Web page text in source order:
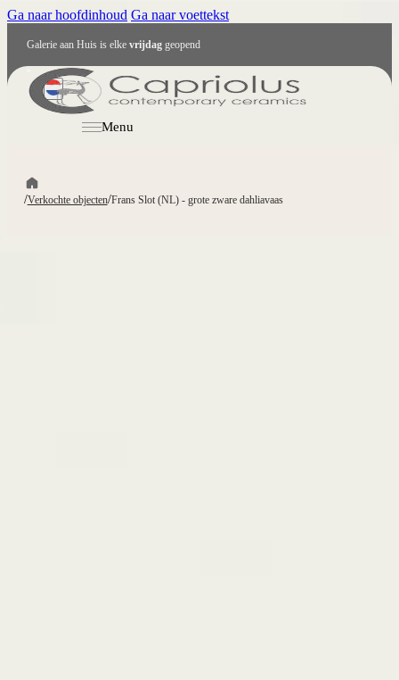
Ga naar hoofdinhoud Ga naar voettekst
Galerie aan Huis is elke vrijdaggeopend
NL
Menu
/Verkochte objecten/Frans Slot (NL) - grote zware dahliavaas